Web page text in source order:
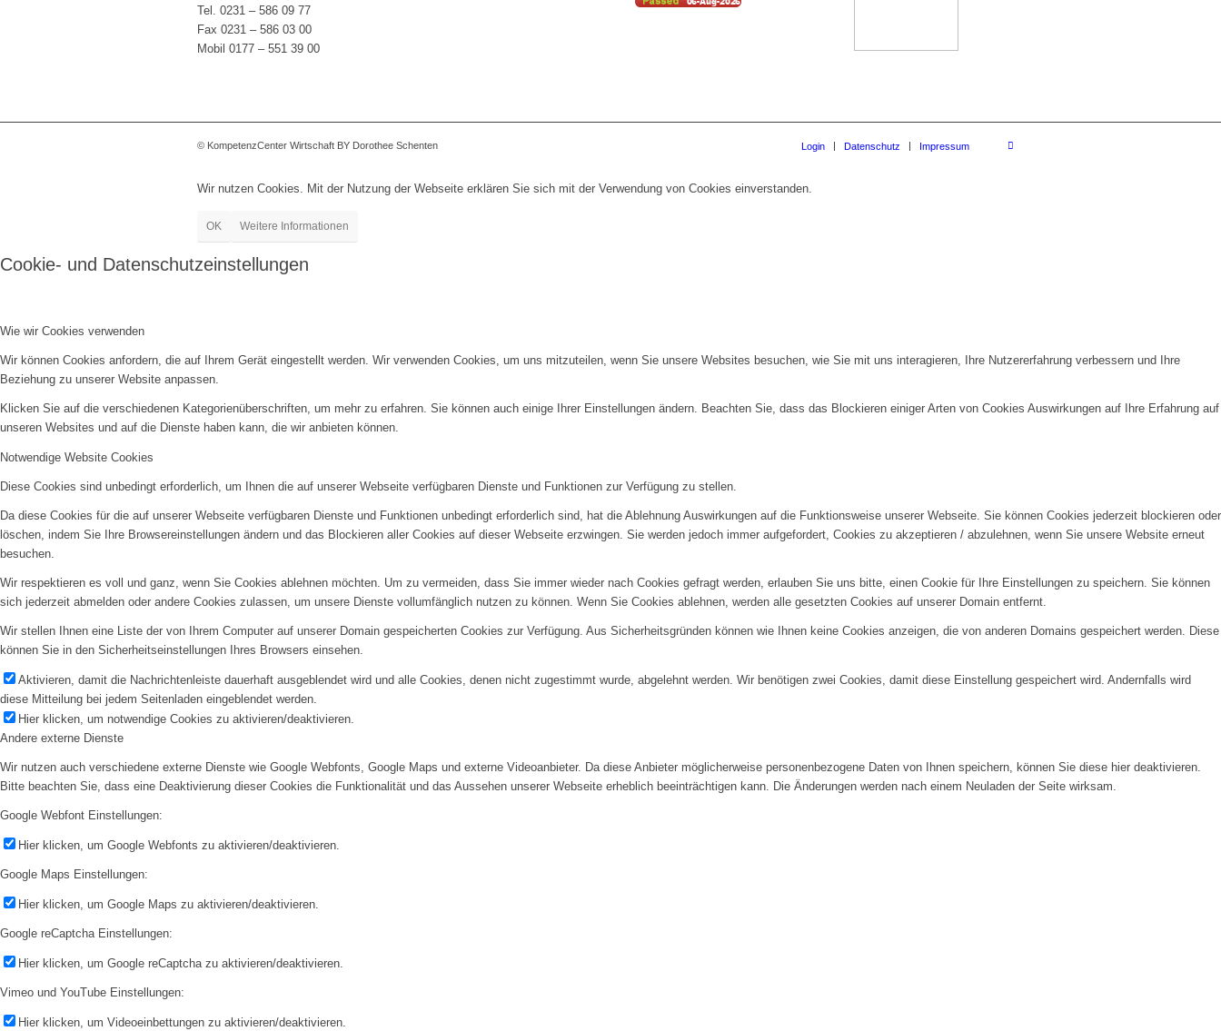
Tel. 0231 – 586 09 77
Fax 0231 – 586 03 00
Mobil 0177 – 551 39 00
© KompetenzCenter Wirtschaft BY Dorothee Schenten Login Datenschutz Impressum
Wir nutzen Cookies. Mit der Nutzung der Webseite erklären Sie sich mit der Verwendung von Cookies einverstanden.
OK Weitere Informationen
Cookie- und Datenschutzeinstellungen
Wie wir Cookies verwenden
Wir können Cookies anfordern, die auf Ihrem Gerät eingestellt werden. Wir verwenden Cookies, um uns mitzuteilen, wenn Sie unsere Websites besuchen, wie Sie mit uns interagieren, Ihre Nutzererfahrung verbessern und Ihre
Beziehung zu unserer Website anpassen.
Klicken Sie auf die verschiedenen Kategorienüberschriften, um mehr zu erfahren. Sie können auch einige Ihrer Einstellungen ändern. Beachten Sie, dass das Blockieren einiger Arten von Cookies Auswirkungen auf Ihre Erfahrung auf
unseren Websites und auf die Dienste haben kann, die wir anbieten können.
Notwendige Website Cookies
Diese Cookies sind unbedingt erforderlich, um Ihnen die auf unserer Webseite verfügbaren Dienste und Funktionen zur Verfügung zu stellen.
Da diese Cookies für die auf unserer Webseite verfügbaren Dienste und Funktionen unbedingt erforderlich sind, hat die Ablehnung Auswirkungen auf die Funktionsweise unserer Webseite. Sie können Cookies jederzeit blockieren oder
löschen, indem Sie Ihre Browsereinstellungen ändern und das Blockieren aller Cookies auf dieser Webseite erzwingen. Sie werden jedoch immer aufgefordert, Cookies zu akzeptieren / abzulehnen, wenn Sie unsere Website erneut
besuchen.
Wir respektieren es voll und ganz, wenn Sie Cookies ablehnen möchten. Um zu vermeiden, dass Sie immer wieder nach Cookies gefragt werden, erlauben Sie uns bitte, einen Cookie für Ihre Einstellungen zu speichern. Sie können
sich jederzeit abmelden oder andere Cookies zulassen, um unsere Dienste vollumfänglich nutzen zu können. Wenn Sie Cookies ablehnen, werden alle gesetzten Cookies auf unserer Domain entfernt.
Wir stellen Ihnen eine Liste der von Ihrem Computer auf unserer Domain gespeicherten Cookies zur Verfügung. Aus Sicherheitsgründen können wie Ihnen keine Cookies anzeigen, die von anderen Domains gespeichert werden. Diese
können Sie in den Sicherheitseinstellungen Ihres Browsers einsehen.
Aktivieren, damit die Nachrichtenleiste dauerhaft ausgeblendet wird und alle Cookies, denen nicht zugestimmt wurde, abgelehnt werden. Wir benötigen zwei Cookies, damit diese Einstellung gespeichert wird. Andernfalls wird
diese Mitteilung bei jedem Seitenladen eingeblendet werden.
Hier klicken, um notwendige Cookies zu aktivieren/deaktivieren.
Andere externe Dienste
Wir nutzen auch verschiedene externe Dienste wie Google Webfonts, Google Maps und externe Videoanbieter. Da diese Anbieter möglicherweise personenbezogene Daten von Ihnen speichern, können Sie diese hier deaktivieren.
Bitte beachten Sie, dass eine Deaktivierung dieser Cookies die Funktionalität und das Aussehen unserer Webseite erheblich beeinträchtigen kann. Die Änderungen werden nach einem Neuladen der Seite wirksam.
Google Webfont Einstellungen:
Hier klicken, um Google Webfonts zu aktivieren/deaktivieren.
Google Maps Einstellungen:
Hier klicken, um Google Maps zu aktivieren/deaktivieren.
Google reCaptcha Einstellungen:
Hier klicken, um Google reCaptcha zu aktivieren/deaktivieren.
Vimeo und YouTube Einstellungen:
Hier klicken, um Videoeinbettungen zu aktivieren/deaktivieren.